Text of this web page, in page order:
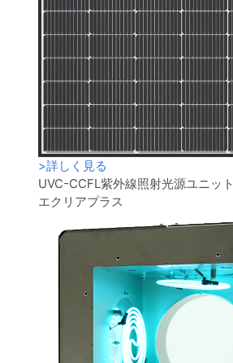
>詳しく見る
UVC-CCFL紫外線照射光源ユニット
エクリアプラス